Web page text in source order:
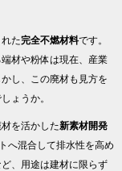
た完全不燃材料です。
材や粉体は現在、産業
し、この廃材も見方を
ょうか。
を活かした新素材開発
へ混合して排水性を高め
、用途は建材に限らず